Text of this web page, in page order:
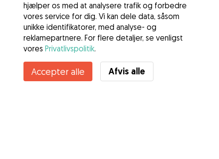
hjælper os med at analysere trafik og forbedre
vores service for dig. Vi kan dele data, såsom
unikke identifikatorer, med analyse- og
reklamepartnere. For flere detaljer, se venligst
vores Privatlivspolitik.
Accepter alle Afvis alle